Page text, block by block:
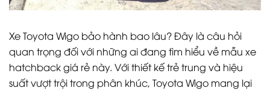
Xe Toyota Wigo bảo hành bao lâu? Đây là câu hỏi
quan trọng đối với những ai đang tìm hiểu về mẫu xe
hatchback giá rẻ này. Với thiết kế trẻ trung và hiệu
suất vượt trội trong phân khúc, Toyota Wigo mang lại